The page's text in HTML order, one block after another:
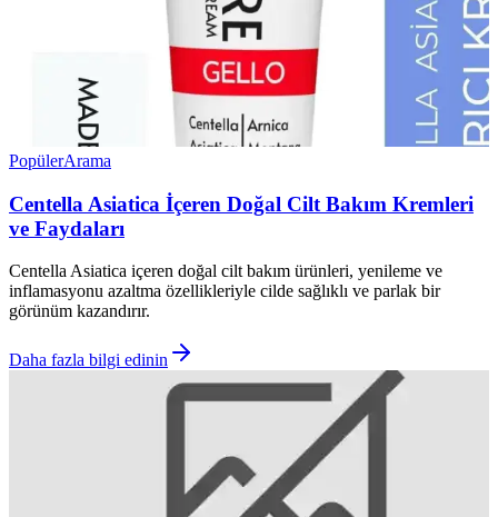
PopülerArama
Centella Asiatica İçeren Doğal Cilt Bakım Kremleri
ve Faydaları
Centella Asiatica içeren doğal cilt bakım ürünleri, yenileme ve
inflamasyonu azaltma özellikleriyle cilde sağlıklı ve parlak bir
görünüm kazandırır.
Daha fazla bilgi edinin